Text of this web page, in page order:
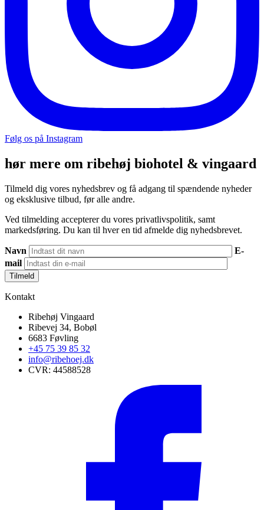
Følg os på Instagram
hør mere om ribehøj biohotel & vingaard
Tilmeld dig vores nyhedsbrev og få adgang til spændende nyheder
og eksklusive tilbud, før alle andre.
Ved tilmelding accepterer du vores privatlivspolitik, samt
markedsføring. Du kan til hver en tid afmelde dig nyhedsbrevet.
Navn
E-
mail
Kontakt
Ribehøj Vingaard
Ribevej 34, Bobøl
6683 Føvling
+45 75 39 85 32
info@ribehoej.dk
CVR: 44588528